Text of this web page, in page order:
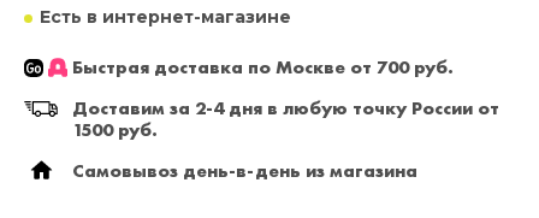
Есть в интернет-магазине
Быстрая доставка по Москве от 700 руб.
Доставим за 2-4 дня в любую точку России от
1500 руб.
Самовывоз день-в-день из магазина